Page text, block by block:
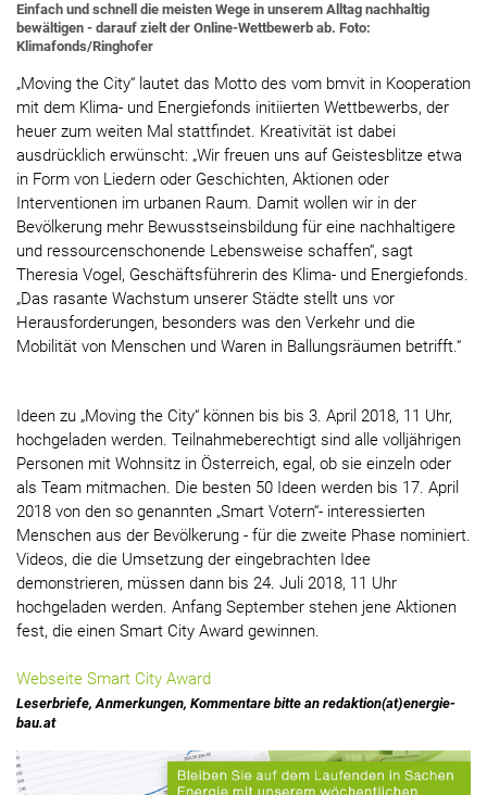
Einfach und schnell die meisten Wege in unserem Alltag nachhaltig
bewältigen - darauf zielt der Online-Wettbewerb ab. Foto:
Klimafonds/Ringhofer
„Moving the City“ lautet das Motto des vom bmvit in Kooperation
mit dem Klima- und Energiefonds initiierten Wettbewerbs, der
heuer zum weiten Mal stattfindet. Kreativität ist dabei
ausdrücklich erwünscht: „Wir freuen uns auf Geistesblitze etwa
in Form von Liedern oder Geschichten, Aktionen oder
Interventionen im urbanen Raum. Damit wollen wir in der
Bevölkerung mehr Bewusstseinsbildung für eine nachhaltigere
und ressourcenschonende Lebensweise schaffen“, sagt
Theresia Vogel, Geschäftsführerin des Klima- und Energiefonds.
„Das rasante Wachstum unserer Städte stellt uns vor
Herausforderungen, besonders was den Verkehr und die
Mobilität von Menschen und Waren in Ballungsräumen betrifft.“
Ideen zu „Moving the City“ können bis bis 3. April 2018, 11 Uhr,
hochgeladen werden. Teilnahmeberechtigt sind alle volljährigen
Personen mit Wohnsitz in Österreich, egal, ob sie einzeln oder
als Team mitmachen. Die besten 50 Ideen werden bis 17. April
2018 von den so genannten „Smart Votern“- interessierten
Menschen aus der Bevölkerung - für die zweite Phase nominiert.
Videos, die die Umsetzung der eingebrachten Idee
demonstrieren, müssen dann bis 24. Juli 2018, 11 Uhr
hochgeladen werden. Anfang September stehen jene Aktionen
fest, die einen Smart City Award gewinnen.
Webseite Smart City Award
Leserbriefe, Anmerkungen, Kommentare bitte an redaktion(at)energie-
bau.at